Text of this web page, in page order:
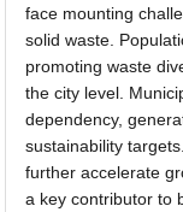
face mounting
solid waste.
promoting waste
the city level.
dependency,
sustainability
further accelerate
a key contributor to